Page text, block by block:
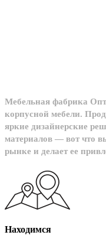
Мебельная фабрика
корпусной мебели.
яркие дизайнерские
материалов — вот что
рынке и делает ее
Находимся